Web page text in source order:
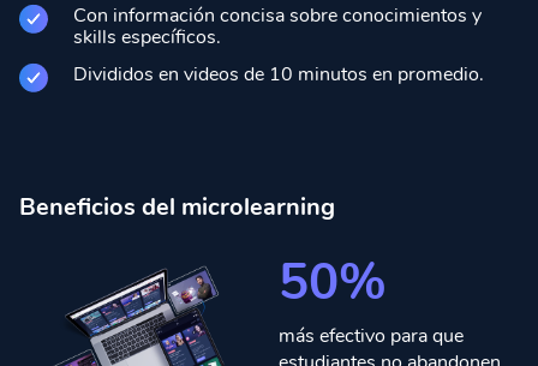
Con información concisa sobre conocimientos y
skills específicos.
Divididos en videos de 10 minutos en promedio.
Beneficios del microlearning
50%
más efectivo para que